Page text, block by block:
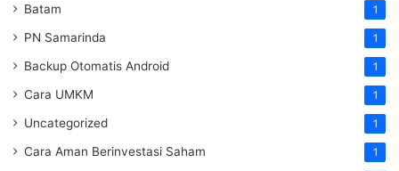
Batam 1
PN Samarinda 1
Backup Otomatis Android 1
Cara UMKM 1
Uncategorized 1
Cara Aman Berinvestasi Saham 1